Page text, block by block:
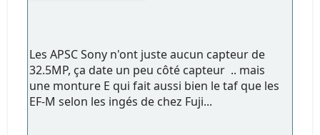
Les APSC Sony n'ont juste aucun capteur de
32.5MP, ça date un peu côté capteur .. mais
une monture E qui fait aussi bien le taf que les
EF-M selon les ingés de chez Fuji...